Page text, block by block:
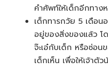
คำศัพท์ให้เด็กอีกทาง
เด็กทารกวัย 5 เดือน
อยู่ของสิ่งของแล้ว
จ๊ะเอ๋กับเด็ก หรือซ่อน
เด็กเห็น เพื่อให้เจ้าตั